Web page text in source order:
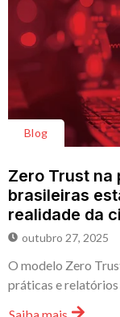
Blog
Zero Trust na
brasileiras
realidade da
outubro 27, 2025
O modelo Zero
práticas e relatórios